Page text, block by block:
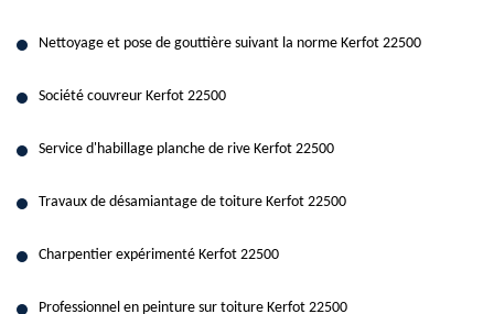
Nettoyage et pose de gouttière suivant la norme Kerfot 22500
Société couvreur Kerfot 22500
Service d'habillage planche de rive Kerfot 22500
Travaux de désamiantage de toiture Kerfot 22500
Charpentier expérimenté Kerfot 22500
Professionnel en peinture sur toiture Kerfot 22500